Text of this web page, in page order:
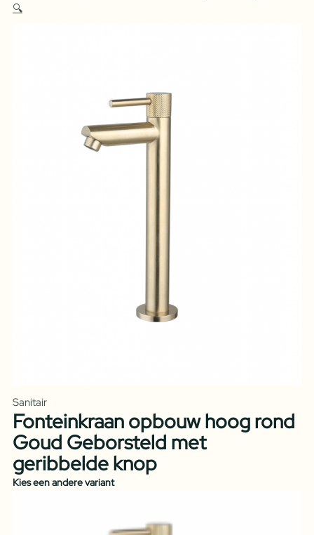
🔍
Sanitair
Fonteinkraan opbouw hoog rond
Goud Geborsteld met
geribbelde knop
Kies een andere variant